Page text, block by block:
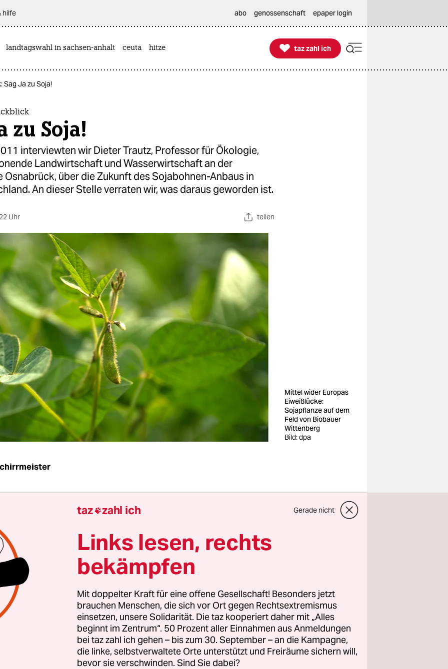
hilfe abo genossenschaft epaper login
landtagswahl in sachsen-anhalt ceuta hitze 
taz zahl ich
taz zahl ich
Sag Ja zu Soja!
zu Soja!
interviewten wir Dieter Trautz, Professor für Ökologie,
Landwirtschaft und Wasserwirtschaft an der
Osnabrück, über die Zukunft des Sojabohnen-Anbaus in
An dieser Stelle verraten wir, was daraus geworden ist.
Uhr teilen
Mittel wider Europas
Eiweißlücke:
Sojapflanze auf dem
Feld von Biobauer
Wittenberg
Bild: dpa
Zuge der BSE-Krise verhängte totale Fütterungsverbot
sollte, wenigstens bei Schweinen und Geflügel. Auch an
für gentechnische veränderte Organismen wird
bleibt ein Problem. Auf 70 Prozent des Bedarfs
Trautz von der Hochschule Osnabrück sie im taz-
Und dass das Sojaprojekt, bei dem seine
pflanzenbauliche Aspekte untersucht, sie nicht
kann, war ihm da auch schon klar.
taz zahl ich Gerade nicht
Links lesen, rechts
bekämpfen
Mit doppelter Kraft für eine offene Gesellschaft! Besonders jetzt
brauchen Menschen, die sich vor Ort gegen Rechtsextremismus
einsetzen, unsere Solidarität. Die taz kooperiert daher mit „Alles
beginnt im Zentrum“. 50 Prozent aller Einnahmen aus Anmeldungen
bei taz zahl ich gehen – bis zum 30. September – an die Kampagne,
die linke, selbstverwaltete Orte unterstützt und Freiräume sichern will,
bevor sie verschwinden. Sind Sie dabei?